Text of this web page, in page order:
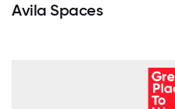
Avila Spaces